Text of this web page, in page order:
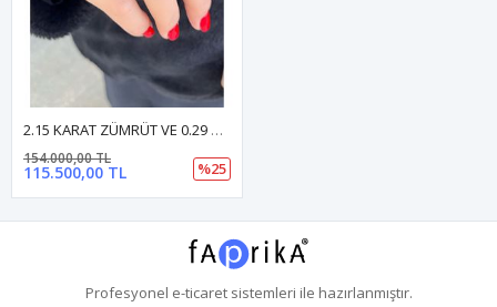
2.15 KARAT ZÜMRÜT VE 0.29 KARAT PIRLANTA TASARIM YÜZÜK
115.500,00 TL
154.000,00 TL
%25
Profesyonel e-ticaretsistemleri ile hazırlanmıştır.